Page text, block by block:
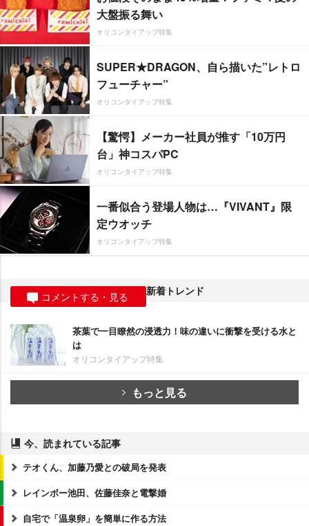
大盤振る舞い
オリコンタイアップ特集
SUPER★DRAGON、自ら描いた”レトロ
フューチャー”
オリコンタイアップ特集
【驚愕】メーカー社員が推す「10万円
台」神コスパPC
オリコンタイアップ特集
一番似合う登場人物は…『VIVANT』限
定ウオッチ
オリコンタイアップ特集
コメントする・見る 新着トレンド
茶葉で一目瞭然の浸透力！味の違いに衝撃を受ける水と
は
オリコンタイアップ特集
もっと見る
今、読まれている記事
テオくん、加藤乃愛との破局を発表
レインボー池田、佐藤佳奈と電撃婚
自宅で「温泉卵」を簡単に作る方法